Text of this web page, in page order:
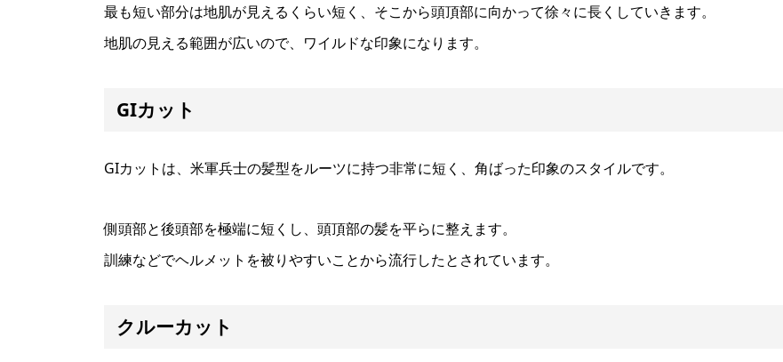
最も短い部分は地肌が見えるくらい短く、そこから頭頂部に向かって徐々に長くしていきます。
地肌の見える範囲が広いので、ワイルドな印象になります。
GIカット
GIカットは、米軍兵士の髪型をルーツに持つ非常に短く、角ばった印象のスタイルです。
側頭部と後頭部を極端に短くし、頭頂部の髪を平らに整えます。
訓練などでヘルメットを被りやすいことから流行したとされています。
クルーカット